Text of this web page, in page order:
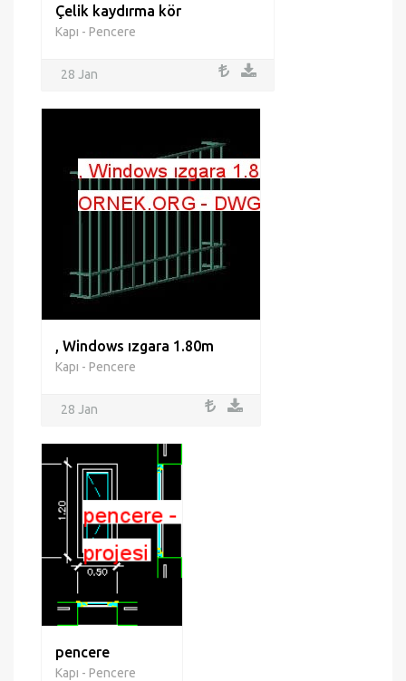
Çelik kaydırma kör
Kapı - Pencere
28 Jan
, Windows ızgara 1.80m
Kapı - Pencere
28 Jan
pencere
Kapı - Pencere